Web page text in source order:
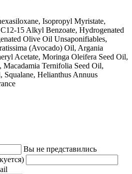
Isopropyl Myristate,
15 Alkyl Benzoate, Hydrogenated
Olive Oil Unsaponifiables,
(Avocado) Oil, Argania
Acetate, Moringa Oleifera Seed Oil,
Macadamia Ternifolia Seed Oil,
Squalane, Helianthus Annuus
Вы не представились